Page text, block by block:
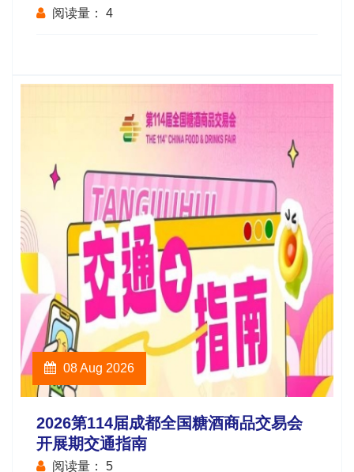
阅读量： 4
08 Aug 2026
2026第114届成都全国糖酒商品交易会
开展期交通指南
阅读量： 5